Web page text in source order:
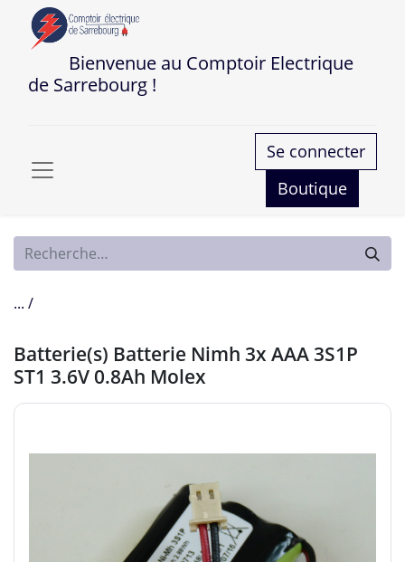
Bienvenue au Comptoir Electrique
de Sarrebourg !
Se connecter
Boutique
... /
Batterie(s) Batterie Nimh 3x AAA 3S1P
ST1 3.6V 0.8Ah Molex